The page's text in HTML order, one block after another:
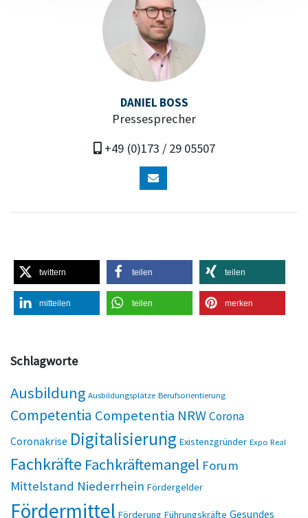
DANIEL BOSS
Pressesprecher
+49 (0)173 / 29 05507
twittern teilen teilen
mitteilen teilen merken
Schlagworte
Ausbildung Ausbildungsplätze Berufsorientierung
Competentia Competentia NRWCorona
Coronakrise Digitalisierung Existenzgründer Expo Real
Fachkräfte Fachkräftemangel Forum
Mittelstand Niederrhein Fördergelder
Fördermittel Förderung Führungskräfte Gesundes